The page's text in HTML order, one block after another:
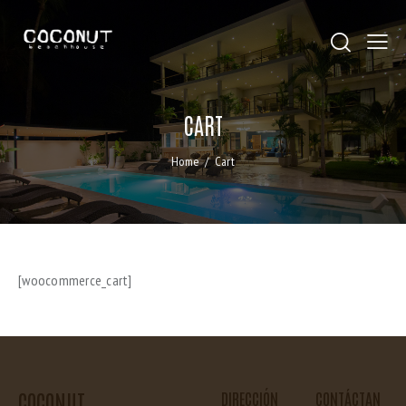
CART
Home Cart
[woocommerce_cart]
DIRECCIÓN CONTÁCTAN